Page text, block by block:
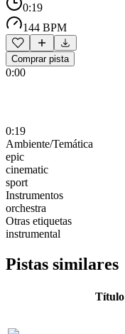
0:19
144 BPM
Comprar pista
0:00
0:19
Ambiente/Temática
epic
cinematic
sport
Instrumentos
orchestra
Otras etiquetas
instrumental
Pistas similares
Título